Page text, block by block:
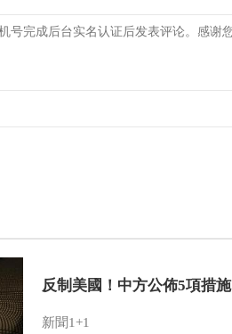
反制美國！中方公佈5項措施
新聞1+1